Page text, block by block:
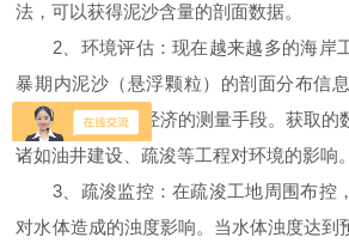
法，可以获得泥沙含量的剖面数据。
2、环境评估：现在越来越多的海岸
暴期内泥沙（悬浮颗粒）的剖面分布信
测量是一种相对经济的测量手段。获取的
诸如油井建设、疏浚等工程对环境的影响。
3、疏浚监控：在疏浚工地周围布控
对水体造成的浊度影响。当水体浊度达到